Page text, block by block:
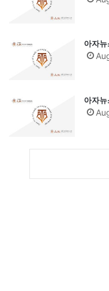
아자
아자